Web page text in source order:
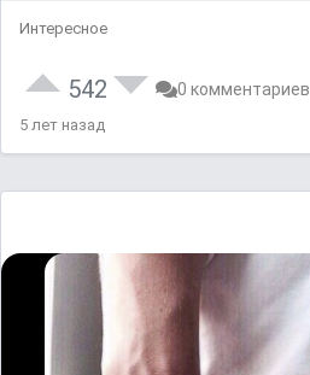
Интересное
542 0 комментариев
5 лет назад